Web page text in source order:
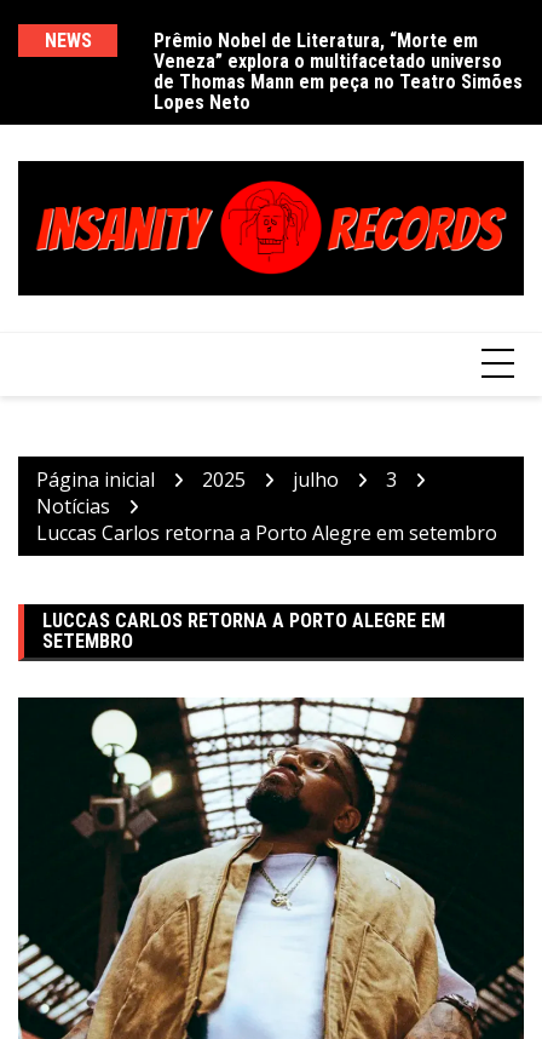
NEWS
Prêmio Nobel de Literatura, “Morte em
Veneza” explora o multifacetado universo
de Thomas Mann em peça no Teatro Simões
Lopes Neto
Página inicial 2025 julho
3
Notícias
Luccas Carlos retorna a Porto Alegre em setembro
LUCCAS CARLOS RETORNA A PORTO ALEGRE EM
SETEMBRO